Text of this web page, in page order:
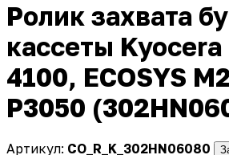
Ролик захвата
кассеты Kyocera
4100, ECOSYS
P3050
Артикул: CO_R_K_302HN06080